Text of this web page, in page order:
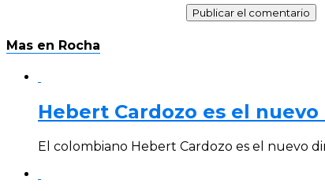
Mas en Rocha
Hebert Cardozo es el
El colombiano Hebert Cardozo es el nuevo